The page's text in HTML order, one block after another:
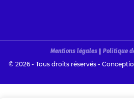
Mentions légales | Politique
© 2026 - Tous droits réservés -